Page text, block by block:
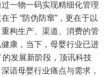
一物一码实现精细化管理
于 “防伪防窜”，更在于以
构生产、渠道、消费的管
康，当下，母婴行业已进
的发展新阶段，顶讯科技
谙母婴行业痛点与需求，